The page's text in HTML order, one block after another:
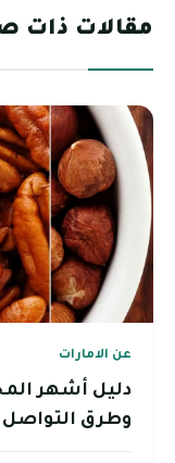
مقالات ذات
عن الامارات
دليل أشهر
وطرق التواصل